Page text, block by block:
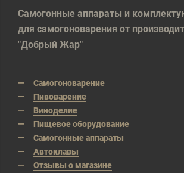
Самогонные аппараты и
для самогоноварения от
"Добрый Жар"
Самогоноварение
Пивоварение
Виноделие
Пищевое оборудование
Самогонные аппараты
Автоклавы
Отзывы о магазине